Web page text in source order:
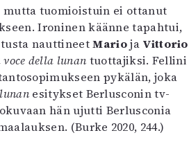
mutta tuomioistuin ei ottanut
Ironinen käänne tapahtui,
nauttineetMarioja Vittorio
voce della lunan tuottajiksi. Fellini
pykälän, joka
esitykset Berlusconin tv-
hän ujutti Berlusconia
(Burke 2020, 244.)